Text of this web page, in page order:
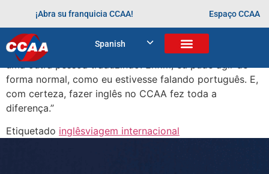
¡Abra su franquicia CCAA! Espaço CCAA
Spanish
“Eu tive a oportunidade de viajar duas vezes para o
exterior. Saber inglês, saber falar inglês com fluência foi
muito importante, foi um diferencial enorme porque me
deu bastante independência. Não precisei ficar com
uma outra pessoa traduzindo. Enfim, eu pude agir de
forma normal, como eu estivesse falando português. E,
com certeza, fazer inglês no CCAA fez toda a
diferença.”
Etiquetado inglêsviagem internacional